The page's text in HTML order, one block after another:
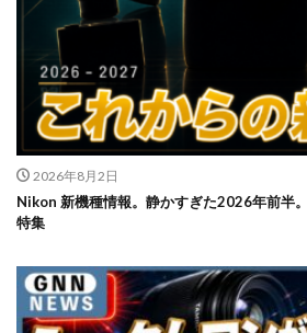
2026年8月2日
Nikon 新機種情報。静かすぎた2026年前半
特集